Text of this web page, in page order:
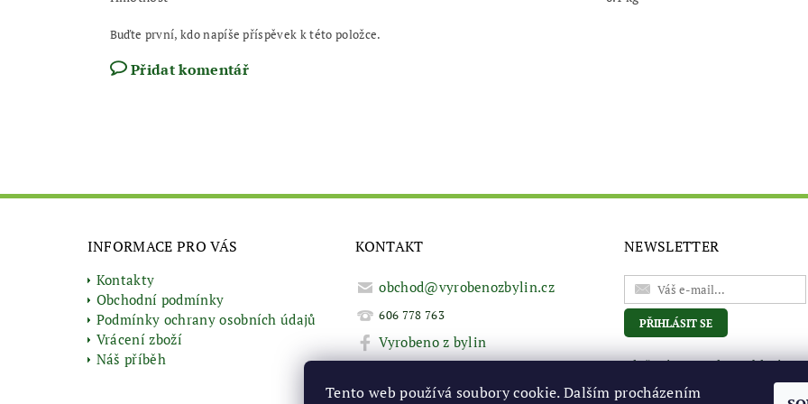
Buďte první, kdo napíše příspěvek k této položce.
Přidat komentář
INFORMACE PRO VÁS
Kontakty
Obchodní podmínky
Podmínky ochrany osobních údajů
Vrácení zboží
Náš příběh
KONTAKT
obchod@vyrobenozbylin.cz
606 778 763
Vyrobeno z bylin
NEWSLETTER
Vložením e-mailu souhlasíte s
podmínkami ochrany
Tento web používá soubory cookie. Dalším procházením